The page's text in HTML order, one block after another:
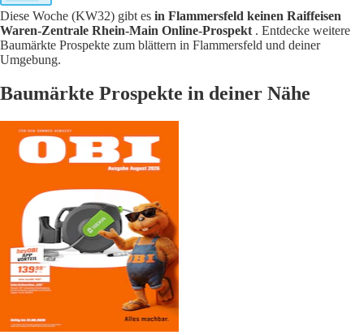
Diese Woche (KW32) gibt es in Flammersfeld keinen Raiffeisen
Waren-Zentrale Rhein-Main Online-Prospekt . Entdecke weitere
Baumärkte Prospekte zum blättern in Flammersfeld und deiner
Umgebung.
Baumärkte Prospekte in deiner Nähe